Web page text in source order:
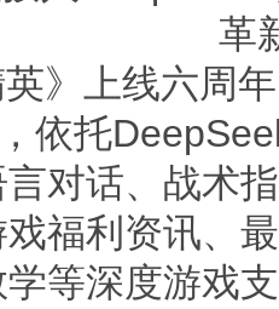
》上线六周
依托
对话、战术
福利资讯、
等深度游戏